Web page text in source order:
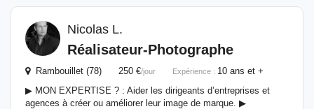
Nicolas L.
Réalisateur-Photographe
Rambouillet (78) 250 €/jour Expérience : 10 ans et +
▶︎ MON EXPERTISE ? : Aider les dirigeants d’entreprises et
agences à créer ou améliorer leur image de marque. ▶︎